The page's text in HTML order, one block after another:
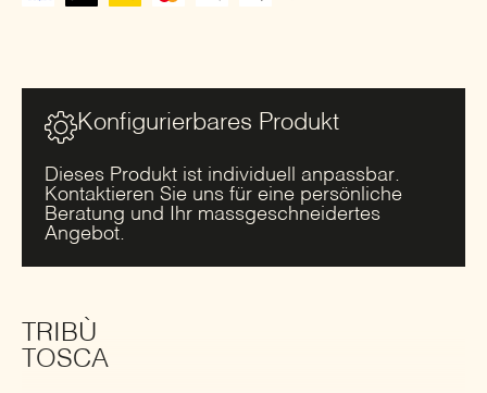
Konfigurierbares Produkt
Dieses Produkt ist individuell anpassbar.
Kontaktieren Sie uns für eine persönliche
Beratung und Ihr massgeschneidertes
Angebot.
TRIBÙ
TOSCA